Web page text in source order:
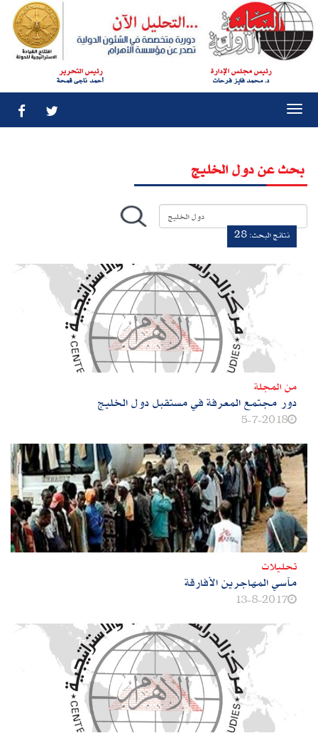
String was not recognized as a valid DateTime.
رئيس مجلس الإدارة
د. محمد فايز فرحات
رئيس التحرير
أحمد ناجى قمحة
بحث عن دول الخليج
نتائج البحث: 28
من المجلة
دور مجتمع المعرفة في مستقبل دول الخليج
5-7-2018
تحليلات
مآسي المهاجرين الأفارقة
13-8-2017